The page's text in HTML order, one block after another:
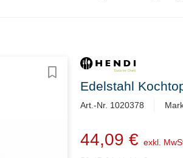
Edelstahl
Art.-Nr. 1020378
44,09 € exkl.